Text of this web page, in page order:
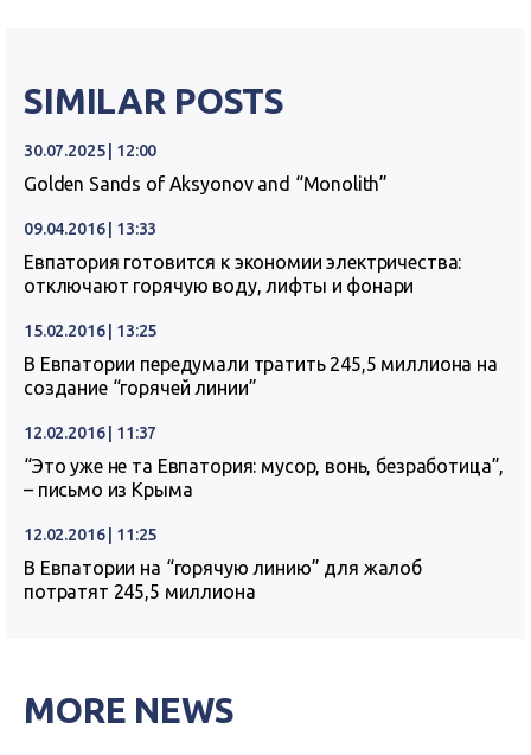
SIMILAR POSTS
30.07.2025 | 12:00
Golden Sands of Aksyonov and “Monolith”
09.04.2016 | 13:33
Евпатория готовится к экономии электричества:
отключают горячую воду, лифты и фонари
15.02.2016 | 13:25
В Евпатории передумали тратить 245,5 миллиона на
создание “горячей линии”
12.02.2016 | 11:37
“Это уже не та Евпатория: мусор, вонь, безработица”,
– письмо из Крыма
12.02.2016 | 11:25
В Евпатории на “горячую линию” для жалоб
потратят 245,5 миллиона
MORE NEWS